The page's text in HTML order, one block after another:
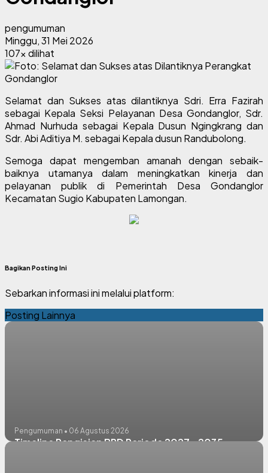
pengumuman
Minggu, 31 Mei 2026
107x dilihat
Selamat dan Sukses atas dilantiknya Sdri. Erra Fazirah
sebagai Kepala Seksi Pelayanan Desa Gondanglor, Sdr.
Ahmad Nurhuda sebagai Kepala Dusun Ngingkrang dan
Sdr. Abi Aditiya M. sebagai Kepala dusun Randubolong.
Semoga dapat mengemban amanah dengan sebaik-
baiknya utamanya dalam meningkatkan kinerja dan
pelayanan publik di Pemerintah Desa Gondanglor
Kecamatan Sugio Kabupaten Lamongan.
Bagikan Posting Ini
Sebarkan informasi ini melalui platform:
Posting Lainnya
Pengumuman • 06 Agustus 2026
Timeline Pengisian BPD Periode 2027 - 2035